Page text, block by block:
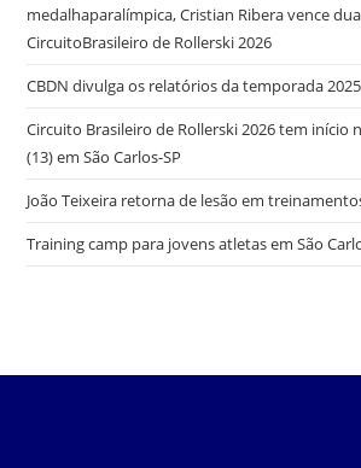
medalhaparalímpica, Cristian Ribera vence
CircuitoBrasileiro de Rollerski 2026
CBDN divulga os relatórios da temporada
Circuito Brasileiro de Rollerski 2026 tem início
(13) em São Carlos-SP
João Teixeira retorna de lesão em
Training camp para jovens atletas em São